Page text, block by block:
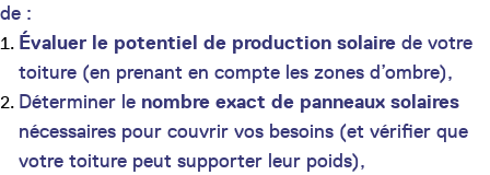
de :
Évaluer le potentiel de production solaire de votre
toiture (en prenant en compte les zones d’ombre),
Déterminer le nombre exact de panneaux solaires
nécessaires pour couvrir vos besoins (et vérifier que
votre toiture peut supporter leur poids),